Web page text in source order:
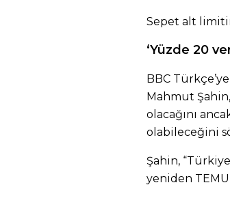
Sepet alt
‘Yüzde 20
BBC
Mahmut
olacağını
olabileceğini
Şahin,
yeniden